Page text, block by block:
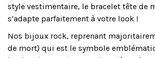
style vestimentaire, le bracelet tête de
s’adapte parfaitement à votre look !
Nos bijoux rock, reprenant
de mort) qui est le symbole